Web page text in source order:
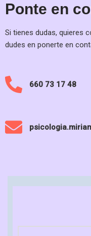
Ponte en
Si tienes dudas, quieres
dudes en ponerte en
660 73 17 48